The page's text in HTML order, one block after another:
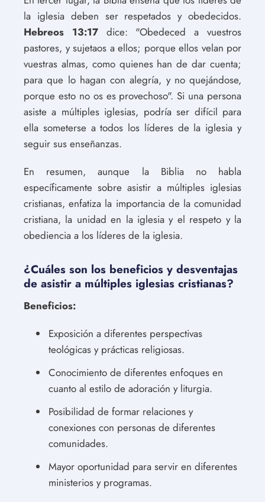
la iglesia deben ser respetados y obedecidos.
Hebreos 13:17dice: "Obedeced a vuestros
pastores, y sujetaos a ellos; porque ellos velan por
vuestras almas, como quienes han de dar cuenta;
para que lo hagan con alegría, y no quejándose,
porque esto no os es provechoso". Si una persona
asiste a múltiples iglesias, podría ser difícil para
ella someterse a todos los líderes de la iglesia y
seguir sus enseñanzas.
En resumen, aunque la Biblia no habla
específicamente sobre asistir a múltiples iglesias
cristianas, enfatiza la importancia de la comunidad
cristiana, la unidad en la iglesia y el respeto y la
obediencia a los líderes de la iglesia.
¿Cuáles son los beneficios y desventajas
de asistir a múltiples iglesias cristianas?
Beneficios:
Exposición a diferentes perspectivas
teológicas y prácticas religiosas.
Conocimiento de diferentes enfoques en
cuanto al estilo de adoración y liturgia.
Posibilidad de formar relaciones y
conexiones con personas de diferentes
comunidades.
Mayor oportunidad para servir en diferentes
ministerios y programas.